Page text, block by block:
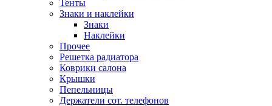
Тенты
Знаки и наклейки
Знаки
Наклейки
Прочее
Решетка радиатора
Коврики салона
Крышки
Пепельницы
Держатели сот. телефонов